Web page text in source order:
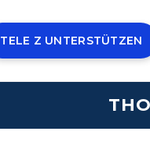
TELE Z UNTERSTÜTZEN